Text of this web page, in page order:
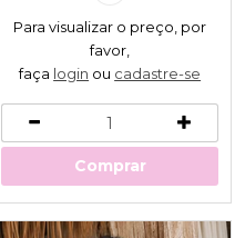
Para visualizar o preço, por
favor,
faça login ou cadastre-se
Comprar